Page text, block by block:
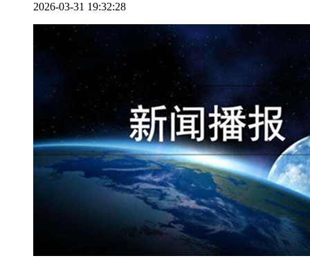
2026-03-31 19:32:28